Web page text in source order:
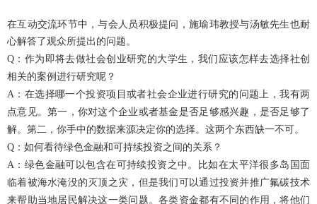
在互动交流环节中，与会人员积极提问，施瑜玮教授与汤敏先生也耐
心解答了观众所提出的问题。
Q ：作为即将去做社会创业研究的大学生，我们应该怎样去选择社创
相关的案例进行研究呢？
A ：在选择哪一个投资项目或者社会企业进行研究的问题上，我有两
点意见。第一，你对这个企业或者基金是否足够感兴趣，是否足够了
解。第二，你手中的数据来源决定你的选择。这两个东西缺一不可。
Q ：如何看待绿色金融和可持续投资之间的关系？
A ：绿色金融可以包含在可持续投资之中。比如在太平洋很多岛国面
临着被海水淹没的灭顶之灾，但是我们可以通过投资并推广氟碳技术
来帮助当地居民解决这一类问题。各类资金都有不同的作用，将他们